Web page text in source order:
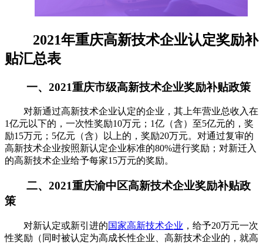
2021年重庆高新技术企业认定奖励补
贴汇总表
一、2021重庆市级高新技术企业奖励补贴政策
对新通过高新技术企业认定的企业，其上年营业总收入在
1亿元以下的，一次性奖励10万元；1亿（含）至5亿元的，奖
励15万元；5亿元（含）以上的，奖励20万元。对通过复审的
高新技术企业按照新认定企业标准的80%进行奖励；对新迁入
的高新技术企业给予每家15万元的奖励。
二、2021重庆渝中区高新技术企业奖励补贴政
策
对新认定或新引进的国家高新技术企业 ，给予20万元一次
性奖励（同时被认定为高成长性企业、高新技术企业的，就高